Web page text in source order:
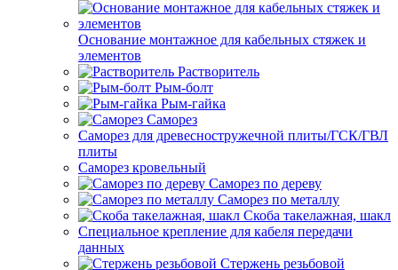
Основание монтажное для кабельных стяжек и
элементов
Растворитель
Рым-болт
Рым-гайка
Саморез
Саморез для древесностружечной плиты/ГСК/ГВЛ
плиты
Саморез кровельный
Саморез по дереву
Саморез по металлу
Скоба такелажная, шакл
Специальное крепление для кабеля передачи
данных
Стержень резьбовой